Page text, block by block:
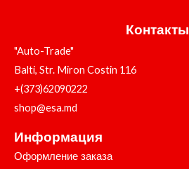
Контакты
"Auto-Trade"
Balti, Str. Miron Costin 116
+(373)62090222
shop@esa.md
Информация
Оформление заказа